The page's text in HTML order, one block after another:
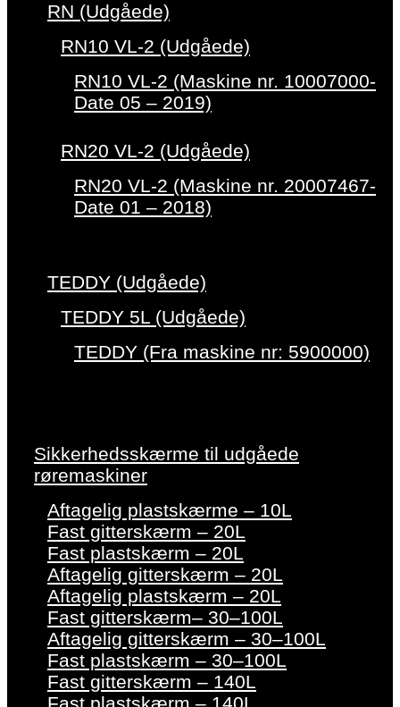
RN (Udgåede)
RN10 VL-2 (Udgåede)
RN10 VL-2 (Maskine nr. 10007000-
Date 05 – 2019)
RN20 VL-2 (Udgåede)
RN20 VL-2 (Maskine nr. 20007467-
Date 01 – 2018)
TEDDY (Udgåede)
TEDDY 5L (Udgåede)
TEDDY (Fra maskine nr: 5900000)
Sikkerhedsskærme til udgåede
røremaskiner
Aftagelig plastskærme – 10L
Fast gitterskærm – 20L
Fast plastskærm – 20L
Aftagelig gitterskærm – 20L
Aftagelig plastskærm – 20L
Fast gitterskærm– 30–100L
Aftagelig gitterskærm – 30–100L
Fast plastskærm – 30–100L
Fast gitterskærm – 140L